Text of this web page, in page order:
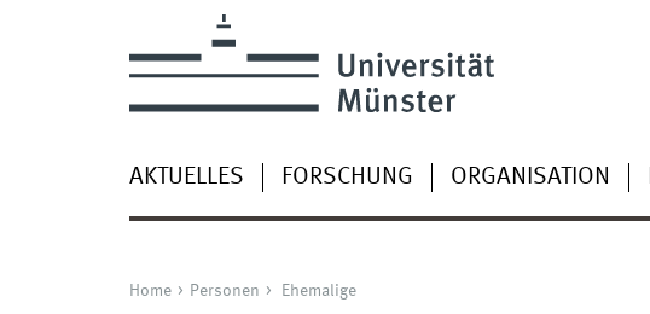
AKTUELLES FORSCHUNG ORGANISATION
Home Personen Ehemalige